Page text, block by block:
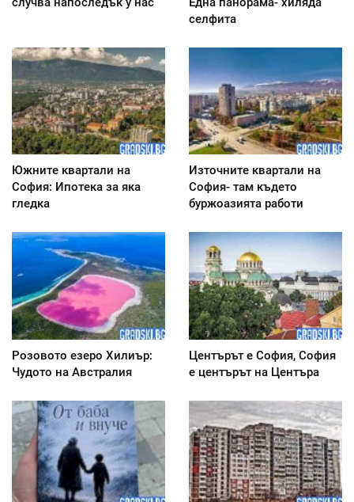
селфита
Южните квартали на
София: Ипотека за яка
гледка
Източните квартали на
София- там където
буржоазията работи
Розовото езеро Хилиър:
Чудото на Австралия
Центърът е София, София
е центърът на Центъра